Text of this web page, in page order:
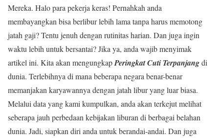
Mereka. Halo para pekerja keras! Pernahkah anda
membayangkan bisa berlibur lebih lama tanpa harus memotong
jatah gaji? Tentu jenuh dengan rutinitas harian. Dan juga ingin
waktu lebih untuk bersantai? Jika ya, anda wajib menyimak
artikel ini. Kita akan mengungkapPeringkat Cuti Terpanjangdi
dunia. Terlebihnya di mana beberapa negara benar-benar
memanjakan karyawannya dengan jatah libur yang luar biasa.
Melalui data yang kami kumpulkan, anda akan terkejut melihat
seberapa jauh perbedaan kebijakan liburan di berbagai belahan
dunia. Jadi, siapkan diri anda untuk berandai-andai. Dan juga